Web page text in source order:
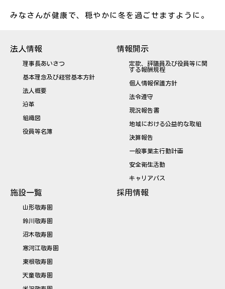
みなさんが健康で、穏やかに冬を過ごせますように。
法人情報
理事長あいさつ
基本理念及び経営基本方針
法人概要
沿革
組織図
役員等名簿
情報開示
定款、評議員及び役員等に関
する報酬規程
個人情報保護方針
法令遵守
現況報告書
地域における公益的な取組
決算報告
一般事業主行動計画
安全衛生活動
キャリアパス
施設一覧
山形敬寿園
鈴川敬寿園
沼木敬寿園
寒河江敬寿園
東根敬寿園
天童敬寿園
採用情報